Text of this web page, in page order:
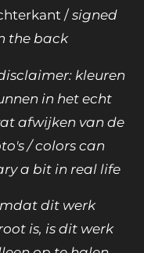
/ signed
the back
kleuren
in het echt
afwijken van de
/ colors can
a bit in real life
dit werk
is, is dit werk